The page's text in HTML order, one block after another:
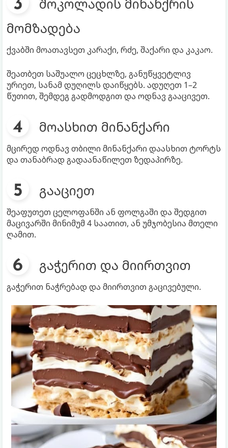
მომზადება
ქვაბში მოათავსეთ კარაქი, რძე, შაქარი და კაკაო.
შეათბეთ საშუალო ცეცხლზე, განუწყვეტლივ
ურიეთ, სანამ დუღილს დაიწყებს. ადუღეთ 1–2
წუთით, შემდეგ გადმოდგით და ოდნავ გააცივეთ.
მოასხით მინანქარი
მცირედ ოდნავ თბილი მინანქარი დაასხით ტორტს
და თანაბრად გადაანაწილეთ ზედაპირზე.
გააციეთ
შეაფუთეთ ცელოფანში ან ფოლგაში და შედგით
მაცივარში მინიმუმ 4 საათით, ან უმჯობესია მთელი
ღამით.
გაჭერით და მიირთვით
გაჭერით ნაჭრებად და მიირთვით გაცივებული.